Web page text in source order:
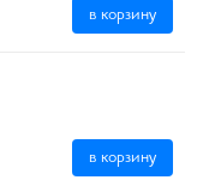
в корзину
в корзину